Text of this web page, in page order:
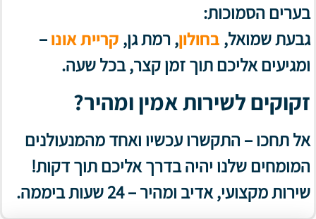
בערים הסמוכות:
גבעת שמואל, בחולון, רמת גן, קריית אונו–
ומגיעים אליכם תוך זמן קצר, בכל שעה.
זקוקים לשירות אמין ומהיר?
אל תחכו – התקשרו עכשיו ואחד מהמנעולנים
המומחים שלנו יהיה בדרך אליכם תוך דקות!
שירות מקצועי, אדיב ומהיר – 24 שעות ביממה.